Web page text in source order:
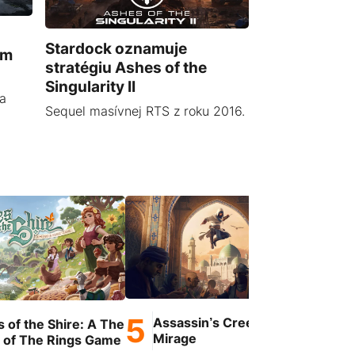
Stardock oznamuje
stratégiu Ashes of the
Singularity II
Sequel masívnej RTS z roku 2016.
of the Shire: A The
The Rings Game
Assassin’s Creed
Mirage